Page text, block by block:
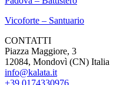
Vicoforte – Santuario
CONTATTI
Piazza Maggiore, 3
12084, Mondovì (CN) Italia
info@kalata.it
+39 0174330976